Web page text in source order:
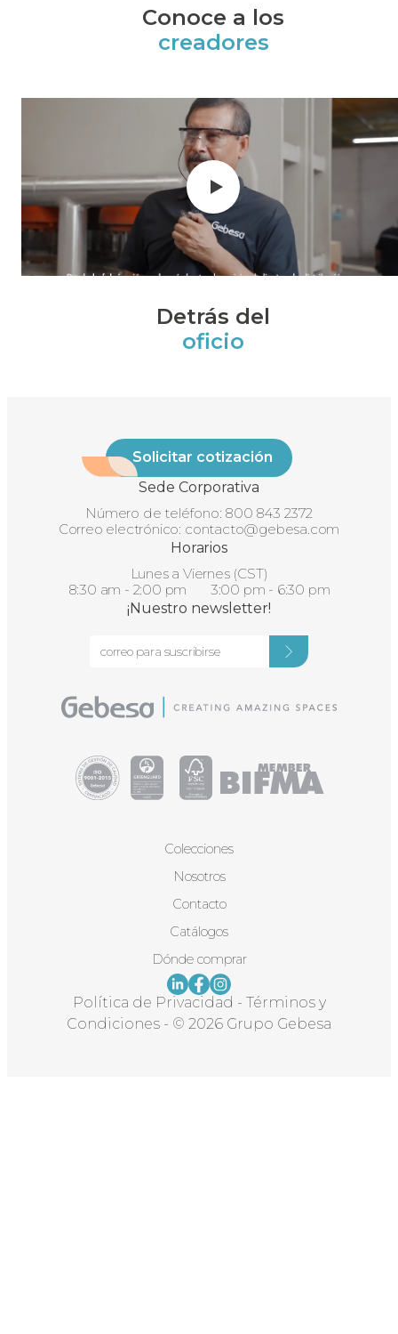
Conoce a los
creadores
Detrás del
oficio
Solicitar cotización
Sede Corporativa
Número de teléfono: 800 843 2372
Correo electrónico: contacto@gebesa.com
Horarios
Lunes a Viernes (CST)
8:30 am - 2:00 pm 3:00 pm - 6:30 pm
¡Nuestro newsletter!
Colecciones
Nosotros
Contacto
Catálogos
Dónde comprar
Política de Privacidad - Términos y
Condiciones - © 2026 Grupo Gebesa